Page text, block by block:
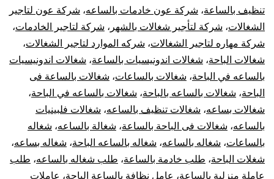
تنظيف بالساعة، شركة عون خادمات بالساعه، شركة عون لتاجير
الشغالات، شركة لتأجير شغالات بالشهر ، شركة لتاجير الخادمات،
شركة مهاره لتاجير الشغالات، شركه الموارد لتاجير الشغالات،
شغالات الباحة، شغالات اندونيسيات بالساعة، شغالات اندونيسيات
بالساعه في الباحة، شغالات بالساعات، شغالات بالساعة فى
الباحة، شغالات بالساعه بالباحة، شغالات بالساعه في الباحة،
شغالات بساعه، شغالات تنظيف بالساعه، شغالات فلبينيات
بالساعه، شغالات فى الباحة بالساعة، شغالة بالساعه، شغاله
بالساعات، شغاله بالساعه، شغاله بالساعه الباحة، شغاله بساعه،
شغلات الباحة، طلب خادمة بالساعة، طلب شغاله بالساعه، طلب
عاملة منزلية بالساعة، عامل نظافة بالساعة الباحة، عاملات